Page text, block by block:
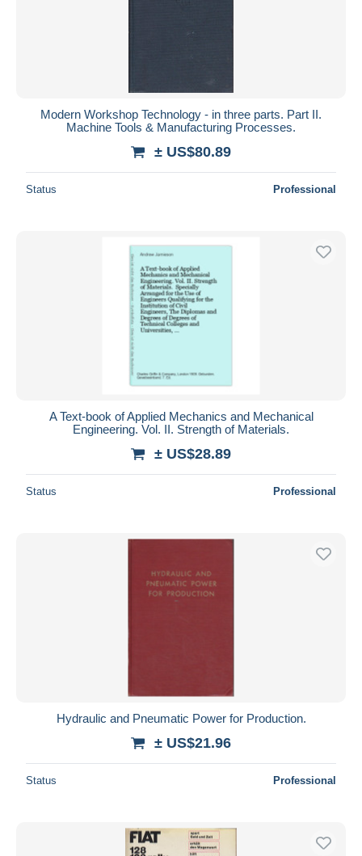
Modern Workshop Technology - in three parts. Part II.
Machine Tools & Manufacturing Processes.
± US$80.89
Status Professional
A Text-book of Applied Mechanics and Mechanical
Engineering. Vol. II. Strength of Materials.
± US$28.89
Status Professional
Hydraulic and Pneumatic Power for Production.
± US$21.96
Status Professional